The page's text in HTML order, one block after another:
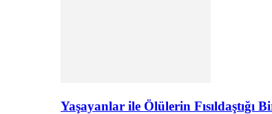
Yaşayanlar ile Ölülerin Fısıldaştığı